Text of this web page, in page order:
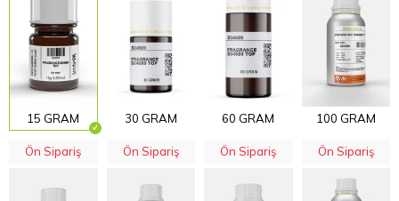
15 GRAM 30 GRAM 60 GRAM 100 GRAM
Ön Sipariş Ön Sipariş Ön Sipariş Ön Sipariş